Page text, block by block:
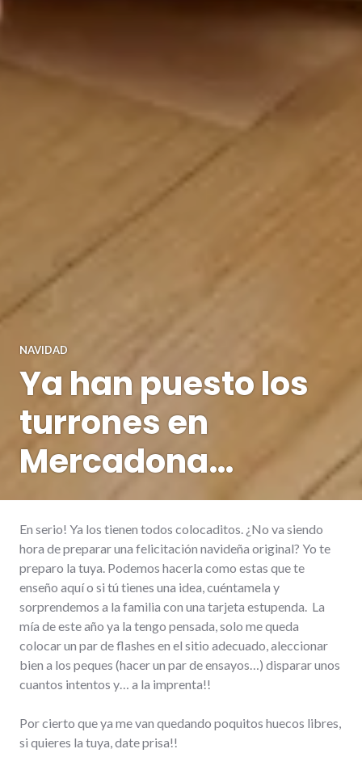
NAVIDAD
Ya han puesto los
turrones en
Mercadona…
En serio! Ya los tienen todos colocaditos. ¿No va siendo
hora de preparar una felicitación navideña original? Yo te
preparo la tuya. Podemos hacerla como estas que te
enseño aquí o si tú tienes una idea, cuéntamela y
sorprendemos a la familia con una tarjeta estupenda. La
mía de este año ya la tengo pensada, solo me queda
colocar un par de flashes en el sitio adecuado, aleccionar
bien a los peques (hacer un par de ensayos…) disparar unos
cuantos intentos y… a la imprenta!!
Por cierto que ya me van quedando poquitos huecos libres,
si quieres la tuya, date prisa!!